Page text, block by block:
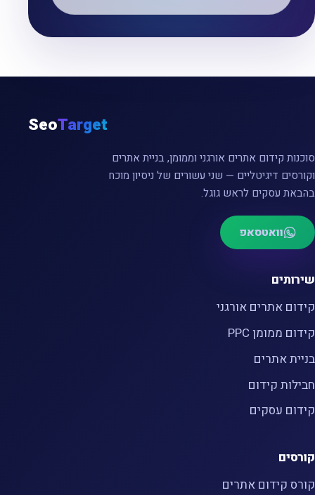
SeoTarget
סוכנות קידום אתרים אורגני וממומן, בניית אתרים
וקורסים דיגיטליים — שני עשורים של ניסיון מוכח
בהבאת עסקים לראש גוגל.
וואטסאפ
שירותים
קידום אתרים אורגני
קידום ממומן PPC
בניית אתרים
חבילות קידום
קידום עסקים
קורסים
קורס קידום אתרים